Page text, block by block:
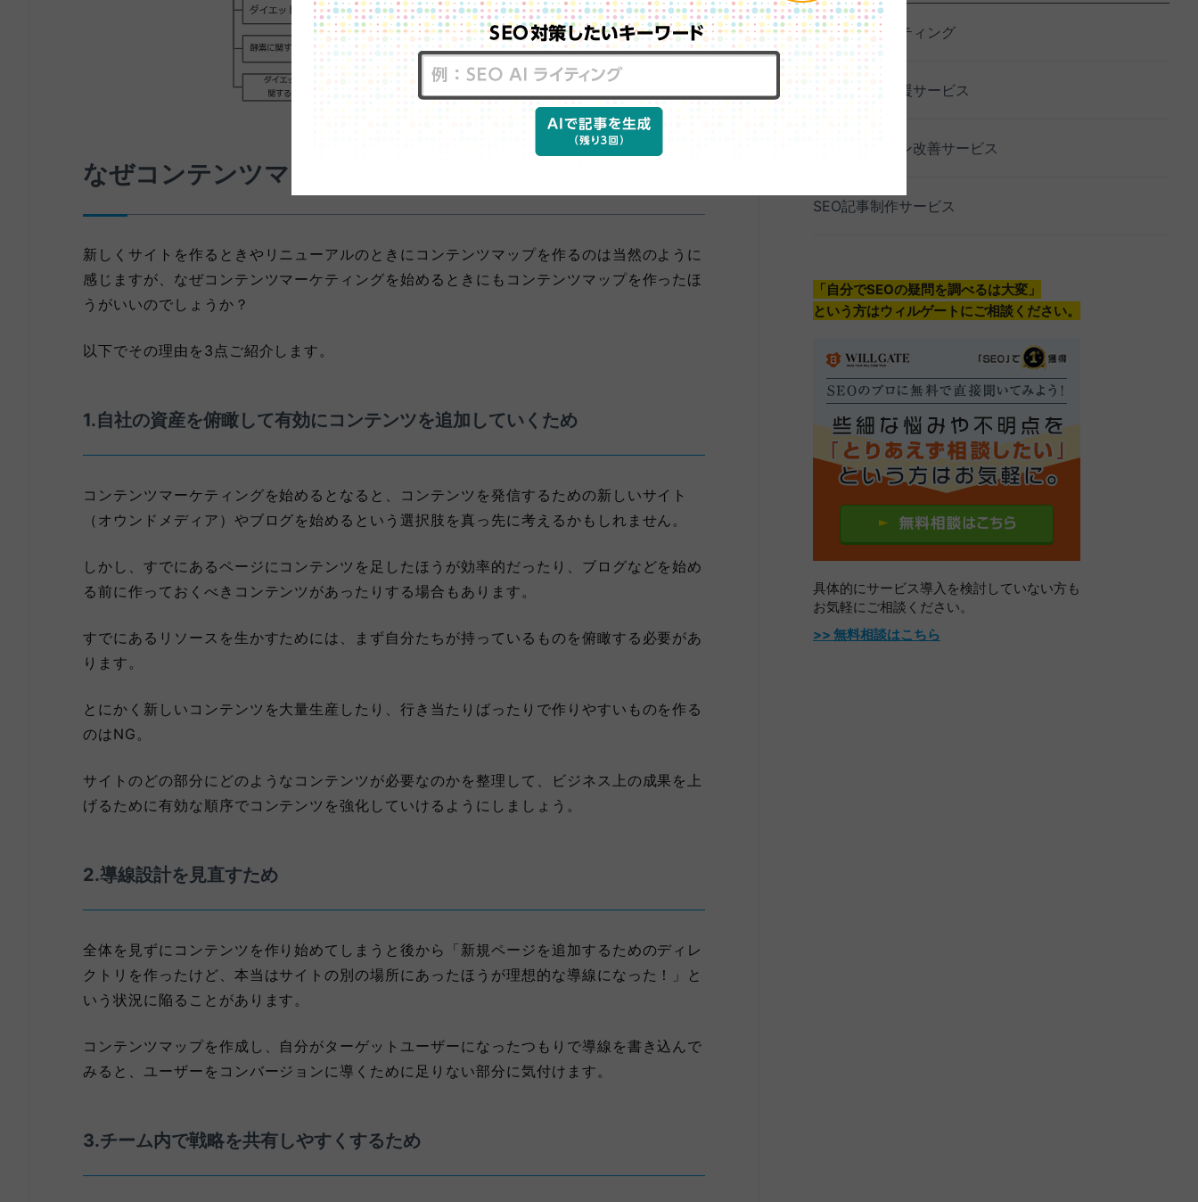
なぜコンテンツマップが必要なの？
新しくサイトを作るときやリニューアルのときにコンテンツマップを作るのは当然のように
感じますが、なぜコンテンツマーケティングを始めるときにもコンテンツマップを作ったほ
うがいいのでしょうか？
以下でその理由を3点ご紹介します。
1.自社の資産を俯瞰して有効にコンテンツを追加していくため
コンテンツマーケティングを始めるとなると、コンテンツを発信するための新しいサイト
（オウンドメディア）やブログを始めるという選択肢を真っ先に考えるかもしれません。
しかし、すでにあるページにコンテンツを足したほうが効率的だったり、ブログなどを始め
る前に作っておくべきコンテンツがあったりする場合もあります。
すでにあるリソースを生かすためには、まず自分たちが持っているものを俯瞰する必要があ
ります。
とにかく新しいコンテンツを大量生産したり、行き当たりばったりで作りやすいものを作る
のはNG。
サイトのどの部分にどのようなコンテンツが必要なのかを整理して、ビジネス上の成果を上
げるために有効な順序でコンテンツを強化していけるようにしましょう。
2.導線設計を見直すため
全体を見ずにコンテンツを作り始めてしまうと後から「新規ページを追加するためのディレ
クトリを作ったけど、本当はサイトの別の場所にあったほうが理想的な導線になった！」と
いう状況に陥ることがあります。
コンテンツマップを作成し、自分がターゲットユーザーになったつもりで導線を書き込んで
みると、ユーザーをコンバージョンに導くために足りない部分に気付けます。
3.チーム内で戦略を共有しやすくするため
SEOコンサルティング
SEO内製化支援サービス
コンバージョン改善サービス
SEO記事制作サービス
「自分でSEOの疑問を調べるは大変」
という方はウィルゲートにご相談ください。
具体的にサービス導入を検討していない方も
お気軽にご相談ください。
>> 無料相談はこちら